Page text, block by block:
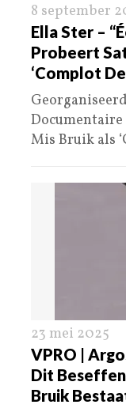
8 september
Ella Ster –
Probeert
‘Complot
Mis Bruik als
23 mei 2025
VPRO |
Dit
Bruik